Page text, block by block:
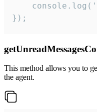
});
This method allows you to
the agent.